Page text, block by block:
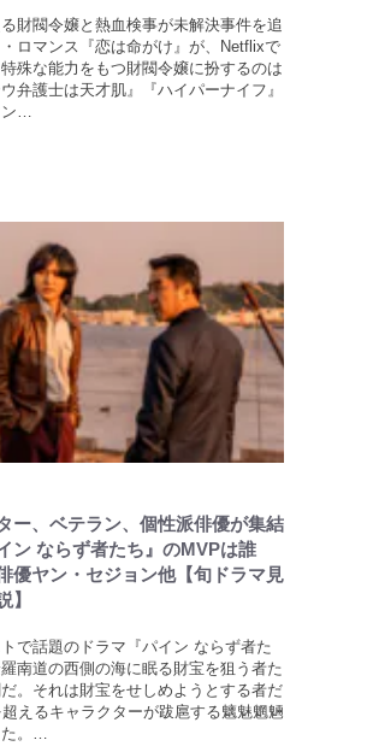
財閥令嬢と熱血検事が未解決事件を追
ロマンス『恋は命がけ』が、Netflixで
殊な能力をもつ財閥令嬢に扮するのは
ウ弁護士は天才肌』『ハイパーナイフ』
ン…
ー、ベテラン、個性派俳優が集結
ン ならず者たち』のMVPは誰
優ヤン・セジョン他【旬ドラマ見
】
で話題のドラマ『パイン ならず者た
南道の西側の海に眠る財宝を狙う者た
。それは財宝をせしめようとする者だ
えるキャラクターが跋扈する魑魅魍魎
た。…